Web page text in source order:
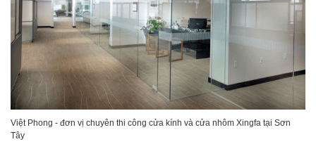
Việt Phong - đơn vị chuyên thi công cửa kính và cửa nhôm Xingfa tại Sơn
Tây